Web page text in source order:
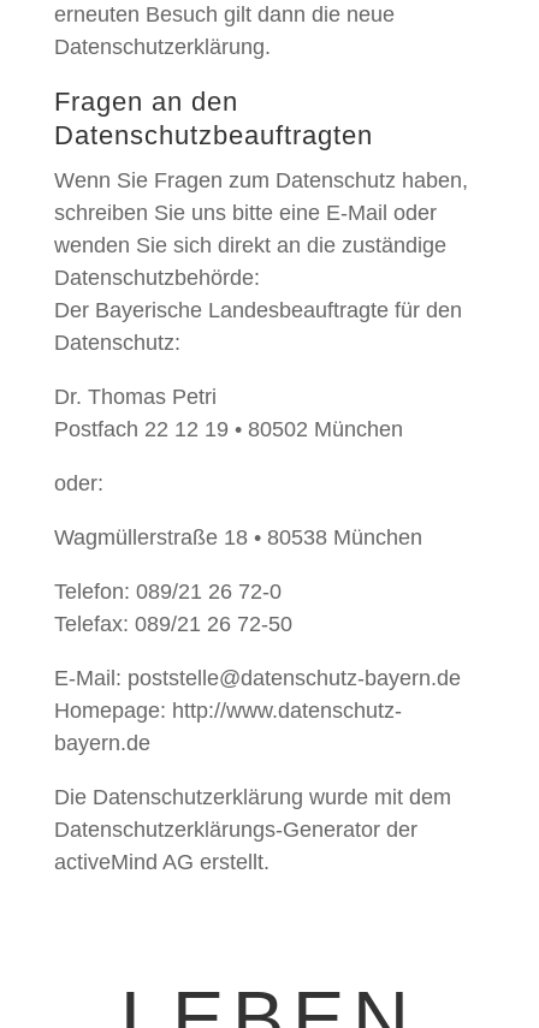
erneuten Besuch gilt dann die neue
Datenschutzerklärung.
Fragen an den
Datenschutzbeauftragten
Wenn Sie Fragen zum Datenschutz haben,
schreiben Sie uns bitte eine E-Mail oder
wenden Sie sich direkt an die zuständige
Datenschutzbehörde:
Der Bayerische Landesbeauftragte für den
Datenschutz:
Dr. Thomas Petri
Postfach 22 12 19 • 80502 München
oder:
Wagmüllerstraße 18 • 80538 München
Telefon: 089/21 26 72-0
Telefax: 089/21 26 72-50
E-Mail: poststelle@datenschutz-bayern.de
Homepage: http://www.datenschutz-
bayern.de
Die Datenschutzerklärung wurde mit dem
Datenschutzerklärungs-Generator der
activeMind AG erstellt.